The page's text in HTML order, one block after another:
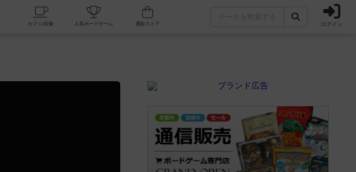
掲示板一覧 カフェ/店舗 人気ボードゲーム ログイン